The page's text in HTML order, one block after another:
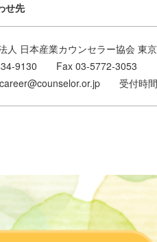
せ先
人 日本産業カウンセラー協会 東
9130 Fax 03-5772-3053
受付時